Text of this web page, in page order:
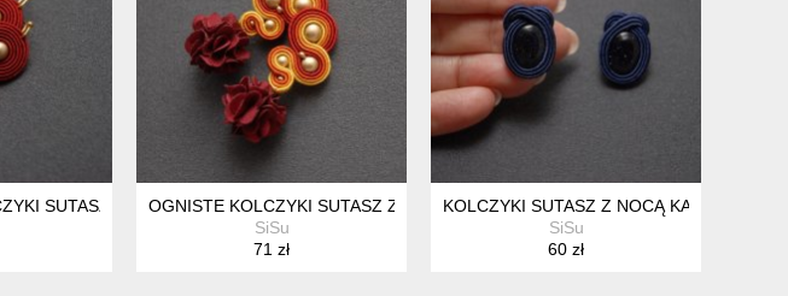
SUTASZ
OGNISTE KOLCZYKI SUTASZ Z KWIATKIEM
SiSu
71 zł
KOLCZYKI SUTASZ Z NOCĄ KAIRU
SiSu
60 zł